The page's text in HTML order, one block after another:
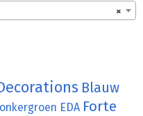
×
Blauw
EDA Forte